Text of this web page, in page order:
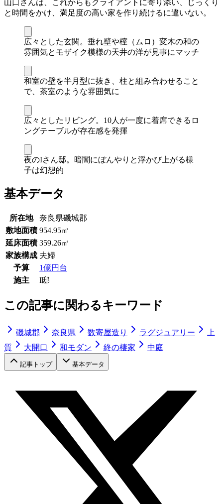
山口さんは、これからもクライアントに寄り添い、じっくり
と時間をかけ、満足度の高い家を作り続けるに違いない。
広々とした玄関。垂れ壁や榁（ムロ）変木の和の
雰囲気とモザイク模様の天井の洋が見事にマッチ
和室の壁を半月型に抜き、柱と組み合わせること
で、茶室のような雰囲気に
広々としたリビング。10人が一度に着席できるロ
ングテーブルが存在感を発揮
夜のIさん邸。暗闇にぼんやりと浮かび上がる様
子は幻想的
基本データ
所在地
奈良県磯城郡
敷地面積 954.95㎡
延床面積 359.26㎡
家族構成 夫婦
予算
1億円台
施主
I邸
この記事に関わるキーワード
磯城郡 奈良県 数寄屋造り ラグジュアリー
上
質
大開口 和モダン 終の棲家 中庭
記事トップ 基本データ